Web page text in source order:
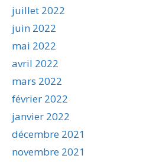
juillet 2022
juin 2022
mai 2022
avril 2022
mars 2022
février 2022
janvier 2022
décembre 2021
novembre 2021